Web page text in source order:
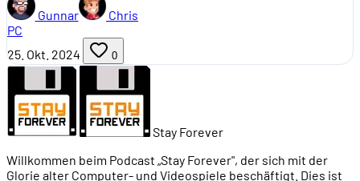
Gunnar
Chris
PC
25. Okt. 2024
0
Stay Forever
Willkommen beim Podcast „Stay Forever", der sich mit der
Glorie alter Computer- und Videospiele beschäftigt. Dies ist